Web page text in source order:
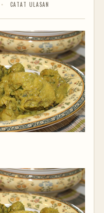
CATAT ULASAN